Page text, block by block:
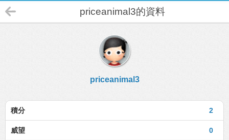
priceanimal3的資料
priceanimal3
2
積分
0
威望